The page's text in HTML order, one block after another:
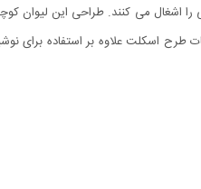
سانتی متری و قطر 6 سانتی متری هستند و فضای بسیار کمی را اشغال می کنند.
انواع نوشیدنی در این نیم لیوان اسکلت، تصویر صورت اسکلت را بهتر مشاهده خواهید کرد. از ست 6 عددی شات